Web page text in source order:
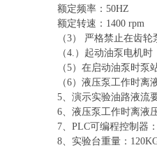
额定频率： 50HZ
额定转速： 1400 rpm
（3） 严格禁止在齿轮
（4.）起动油泵电机时
（5）在启动油泵时泵
（6）液压泵工作时离
5、演示实验油路液流
6、液压泵工作时离液
7、PLC可编程控制器
8、实验台重量：